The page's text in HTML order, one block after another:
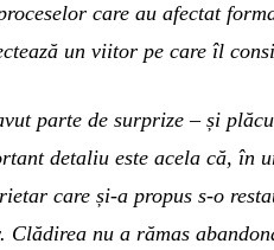
care au afectat
un viitor pe care îl
parte de surprize – și
detaliu este acela că, în
care și-a propus s-o
Clădirea nu a rămas